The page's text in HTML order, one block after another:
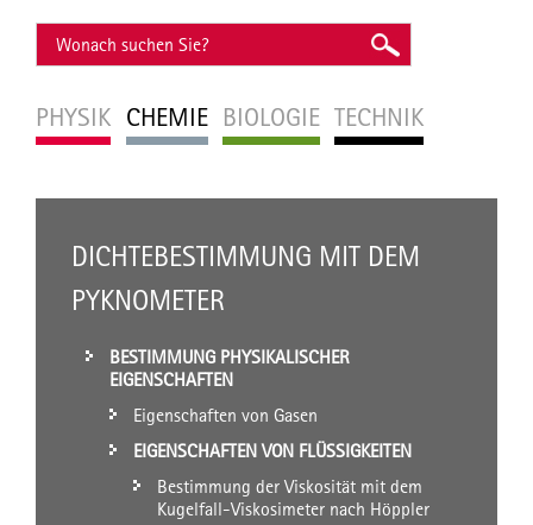
PHYSIK CHEMIE BIOLOGIE TECHNIK
DICHTEBESTIMMUNG MIT DEM
PYKNOMETER
BESTIMMUNG PHYSIKALISCHER
EIGENSCHAFTEN
Eigenschaften von Gasen
EIGENSCHAFTEN VON FLÜSSIGKEITEN
Bestimmung der Viskosität mit dem
Kugelfall-Viskosimeter nach Höppler